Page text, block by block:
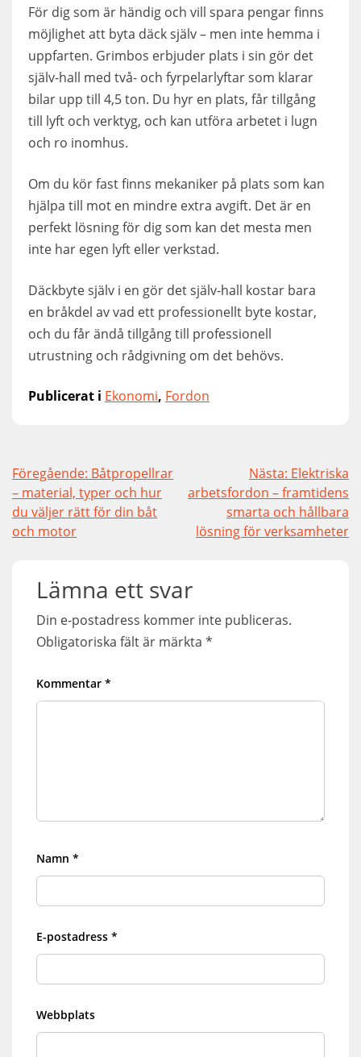
För dig som är händig och vill spara pengar finns
möjlighet att byta däck själv – men inte hemma i
uppfarten. Grimbos erbjuder plats i sin gör det
själv-hall med två- och fyrpelarlyftar som klarar
bilar upp till 4,5 ton. Du hyr en plats, får tillgång
till lyft och verktyg, och kan utföra arbetet i lugn
och ro inomhus.
Om du kör fast finns mekaniker på plats som kan
hjälpa till mot en mindre extra avgift. Det är en
perfekt lösning för dig som kan det mesta men
inte har egen lyft eller verkstad.
Däckbyte själv i en gör det själv-hall kostar bara
en bråkdel av vad ett professionellt byte kostar,
och du får ändå tillgång till professionell
utrustning och rådgivning om det behövs.
Publicerat i Ekonomi, Fordon
Inläggsnavigering
Föregående: Båtpropellrar
– material, typer och hur
du väljer rätt för din båt
och motor
Nästa: Elektriska
arbetsfordon – framtidens
smarta och hållbara
lösning för verksamheter
Lämna ett svar
Din e-postadress kommer inte publiceras.
Obligatoriska fält är märkta *
Kommentar *
Namn *
E-postadress *
Webbplats